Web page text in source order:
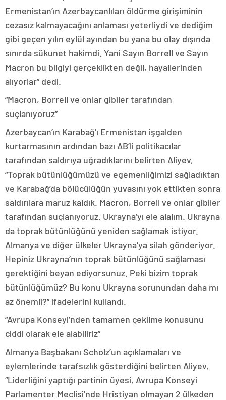
Ermenistan’ın Azerbaycanlıları öldürme girişiminin
cezasız kalmayacağını anlaması yeterliydi ve dediğim
gibi geçen yılın eylül ayından bu yana bu olay dışında
sınırda sükunet hakimdi. Yani Sayın Borrell ve Sayın
Macron bu bilgiyi gerçeklikten değil, hayallerinden
alıyorlar” dedi.
“Macron, Borrell ve onlar gibiler tarafından
suçlanıyoruz”
Azerbaycan’ın Karabağ’ı Ermenistan işgalden
kurtarmasının ardından bazı AB’li politikacılar
tarafından saldırıya uğradıklarını belirten Aliyev,
“Toprak bütünlüğümüzü ve egemenliğimizi sağladıktan
ve Karabağ’da bölücülüğün yuvasını yok ettikten sonra
saldırılara maruz kaldık. Macron, Borrell ve onlar gibiler
tarafından suçlanıyoruz. Ukrayna’yı ele alalım. Ukrayna
da toprak bütünlüğünü yeniden sağlamak istiyor.
Almanya ve diğer ülkeler Ukrayna’ya silah gönderiyor.
Hepiniz Ukrayna’nın toprak bütünlüğünü sağlaması
gerektiğini beyan ediyorsunuz. Peki bizim toprak
bütünlüğümüz? Bu konu Ukrayna sorunundan daha mı
az önemli?” ifadelerini kullandı.
“Avrupa Konseyi’nden tamamen çekilme konusunu
ciddi olarak ele alabiliriz”
Almanya Başbakanı Scholz’un açıklamaları ve
eylemlerinde tarafsızlık gösterdiğini belirten Aliyev,
“Liderliğini yaptığı partinin üyesi, Avrupa Konseyi
Parlamenter Meclisi’nde Hristiyan olmayan 2 ülkeden